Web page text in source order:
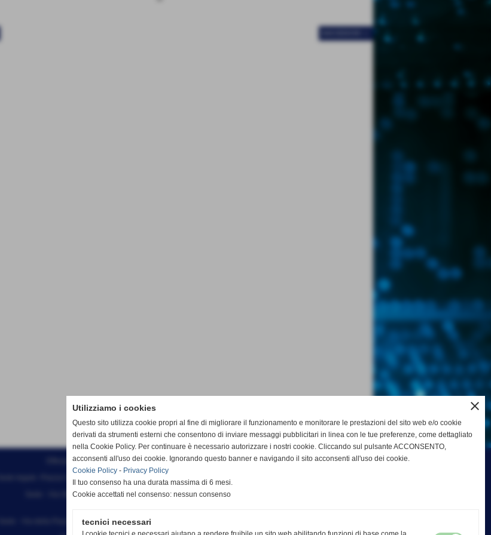
Effesystem di Fabio Favati
Sede legale -Piazza Carducci 18 55045 Pietrasanta (LU)
Sede - Via Ottorino Ciabattini Viareggio
Sede - Via della Piazza Bianca 15 56025 Pontedera (PI)
close
Utilizziamo i cookies
Questo sito utilizza cookie propri al fine di migliorare il funzionamento e monitorare le prestazioni del sito web e/o cookie
derivati da strumenti esterni che consentono di inviare messaggi pubblicitari in linea con le tue preferenze, come dettagliato
nella Cookie Policy. Per continuare è necessario autorizzare i nostri cookie. Cliccando sul pulsante ACCONSENTO,
acconsenti all'uso dei cookie. Ignorando questo banner e navigando il sito acconsenti all'uso dei cookie.
Cookie Policy - Privacy Policy
Il tuo consenso ha una durata massima di 6 mesi.
Cookie accettati nel consenso: nessun consenso
tecnici necessari